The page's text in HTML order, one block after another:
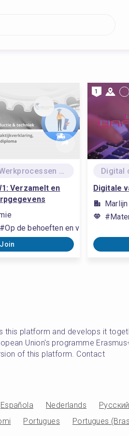
Specialisatie Werkprocessen MBO 2-4
Verzamelt en
de behoeften en
Join
1
Digital
Digitale
platform and develops it
Union's programme
of this platform. Contact
Española Nederlands Русский
Portugues Portugues